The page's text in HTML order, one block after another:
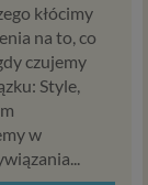
kłócimy
na to, co
czujemy
Style,
w
podmioty z
danych
przez